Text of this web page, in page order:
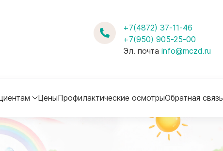
+7(4872) 37-11-46
+7(950) 905-25-00
Эл. почтаinfo@mczd.ru
ЦеныПрофилактические осмотрыОбратная связь